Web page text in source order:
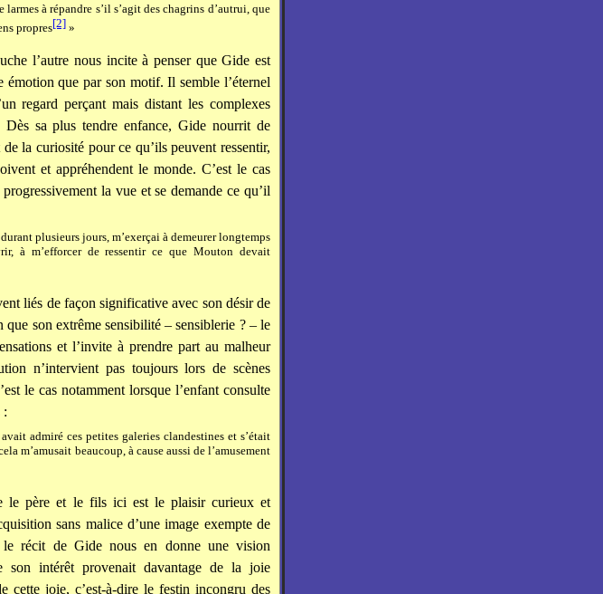
à répandre s’il s’agit des chagrins d’autrui, que
propres[2]»
l’autre nous incite à penser que Gide est
émotion que par son motif. Il semble l’éternel
regard perçant mais distant les complexes
Dès sa plus tendre enfance, Gide nourrit de
la curiosité pour ce qu’ils peuvent ressentir,
et appréhendent le monde. C’est le cas
la vue et se demande ce qu’il
plusieurs jours, m’exerçai à demeurer longtemps
à m’efforcer de ressentir ce que Mouton devait
liés de façon significative avec son désir de
son extrême sensibilité – sensiblerie ? – le
et l’invite à prendre part au malheur
n’intervient pas toujours lors de scènes
le cas notamment lorsque l’enfant consulte
:
admiré ces petites galeries clandestines et s’était
m’amusait beaucoup, à cause aussi de l’amusement
le père et le fils ici est le plaisir curieux et
sans malice d’une image exempte de
le récit de Gide nous en donne une vision
son intérêt provenait davantage de la joie
cette joie, c’est-à-dire le festin incongru des